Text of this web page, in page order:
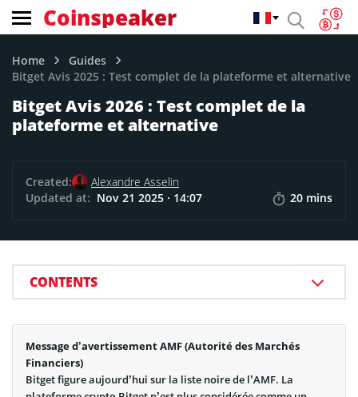
Coinspeaker
Home
Guides
Bitget Avis 2025 : Test complet de la plateforme et alternative
Bitget Avis 2026 : Test complet de la
plateforme et alternative
Created:
Alexandre Asselin
Updated at: Nov 21 2025 · 14:07 20 mins
CONTENTS
Message d’avertissement AMF (Autorité des Marchés
Financiers)
Bitget figure aujourd’hui sur la liste noire de l’AMF. La